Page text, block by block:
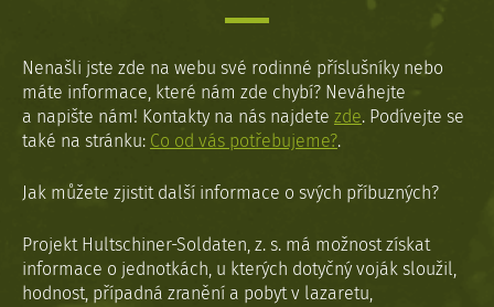
Nenašli jste zde na webu své rodinné příslušníky nebo
máte informace, které nám zde chybí? Neváhejte
a napište nám! Kontakty na nás najdete zde. Podívejte se
také na stránku: Co od vás potřebujeme?.
Jak můžete zjistit další informace o svých příbuzných?
Projekt Hultschiner-Soldaten, z. s. má možnost získat
informace o jednotkách, u kterých dotyčný voják sloužil,
hodnost, případná zranění a pobyt v lazaretu,